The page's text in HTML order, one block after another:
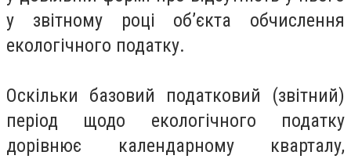
у звітному році об’єкта обчислення
екологічного податку.
Оскільки базовий податковий (звітний)
період щодо екологічного податку
дорівнює календарному кварталу,